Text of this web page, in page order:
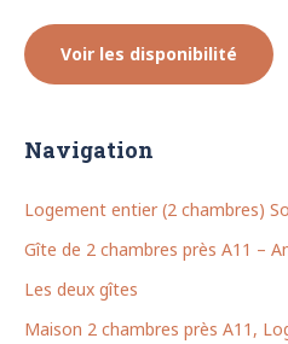
Voir les disponibilité
Navigation
Logement entier (2 chambres)
Gîte de 2 chambres près A11 –
Les deux gîtes
Maison 2 chambres près A11,